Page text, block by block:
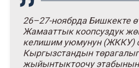
26–27-ноябрда Бишкекте
Жамааттык коопсуздук
келишим уюмунун (ЖККУ)
Кыргызстандын
жыйынтыктоочу этабынын